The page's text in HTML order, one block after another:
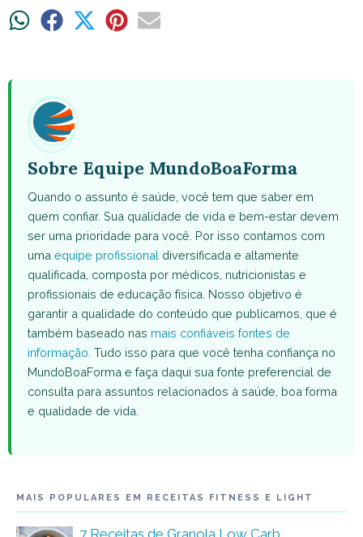
ShareShare ShareShareShare
Sobre Equipe MundoBoaForma
Quando o assunto é saúde, você tem que saber em
quem confiar. Sua qualidade de vida e bem-estar devem
ser uma prioridade para você. Por isso contamos com
uma equipe profissional diversificada e altamente
qualificada, composta por médicos, nutricionistas e
profissionais de educação física. Nosso objetivo é
garantir a qualidade do conteúdo que publicamos, que é
também baseado nas mais confiáveis fontes de
informação . Tudo isso para que você tenha confiança no
MundoBoaForma e faça daqui sua fonte preferencial de
consulta para assuntos relacionados à saúde, boa forma
e qualidade de vida.
MAIS POPULARES EM RECEITAS FITNESS E LIGHT